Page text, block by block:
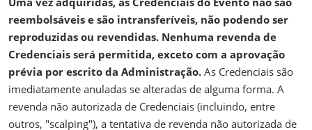
reembolsáveis e são intransferíveis, não podendo ser
reproduzidas ou revendidas. Nenhuma revenda de
Credenciais será permitida, exceto com a aprovação
prévia por escrito da Administração. As Credenciais são
imediatamente anuladas se alteradas de alguma forma. A
revenda não autorizada de Credenciais (incluindo, entre
outros, "scalping"), a tentativa de revenda não autorizada de